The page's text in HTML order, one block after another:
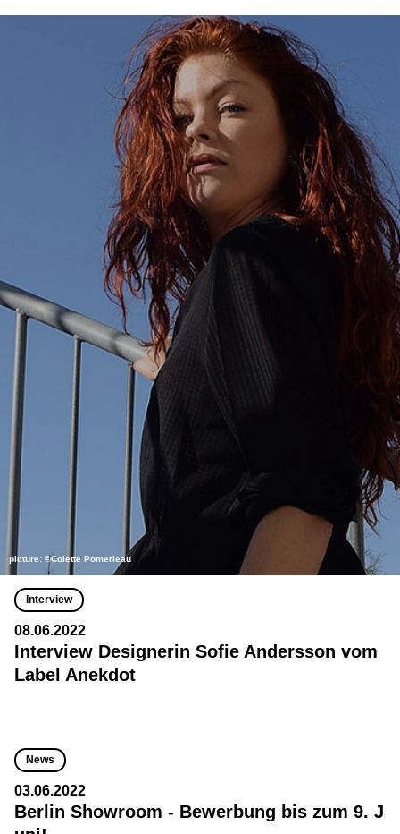
picture: ©Colette Pomerleau
Interview
08.06.2022
Interview Designerin Sofie Andersson vom
Label Anekdot
News
03.06.2022
Berlin Showroom - Bewerbung bis zum 9. J